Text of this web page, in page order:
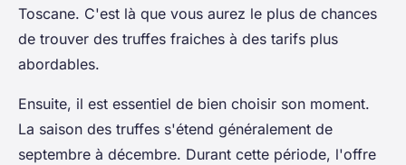
Toscane. C'est là que vous aurez le plus de chances
de trouver des truffes fraiches à des tarifs plus
abordables.
Ensuite, il est essentiel de bien choisir son moment.
La saison des truffes s'étend généralement de
septembre à décembre. Durant cette période, l'offre